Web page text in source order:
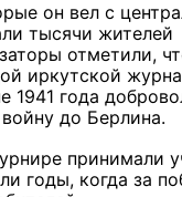
он вел с
тысячи жителей
отметили,
иркутской
1941 года
до Берлина.
принимали
годы, когда за